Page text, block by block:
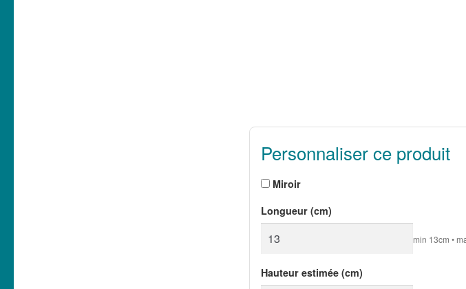
Personnaliser ce produit
Miroir
Longueur (cm)
min 13cm •
Hauteur estimée (cm)